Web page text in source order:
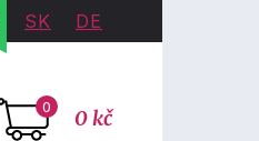
SK DE
0 0 kč